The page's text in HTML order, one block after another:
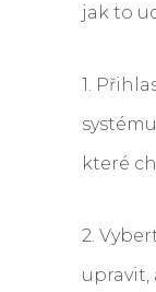
jak to
1.
které
2.
upravit,